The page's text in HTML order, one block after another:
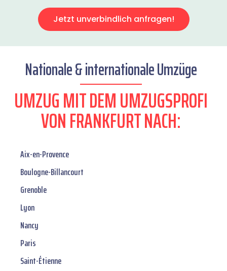
Jetzt unverbindlich anfragen!
Nationale & internationale Umzüge
UMZUG MIT DEM UMZUGSPROFI
VON FRANKFURT NACH:
Aix-en-Provence
Boulogne-Billancourt
Grenoble
Lyon
Nancy
Paris
Saint-Étienne